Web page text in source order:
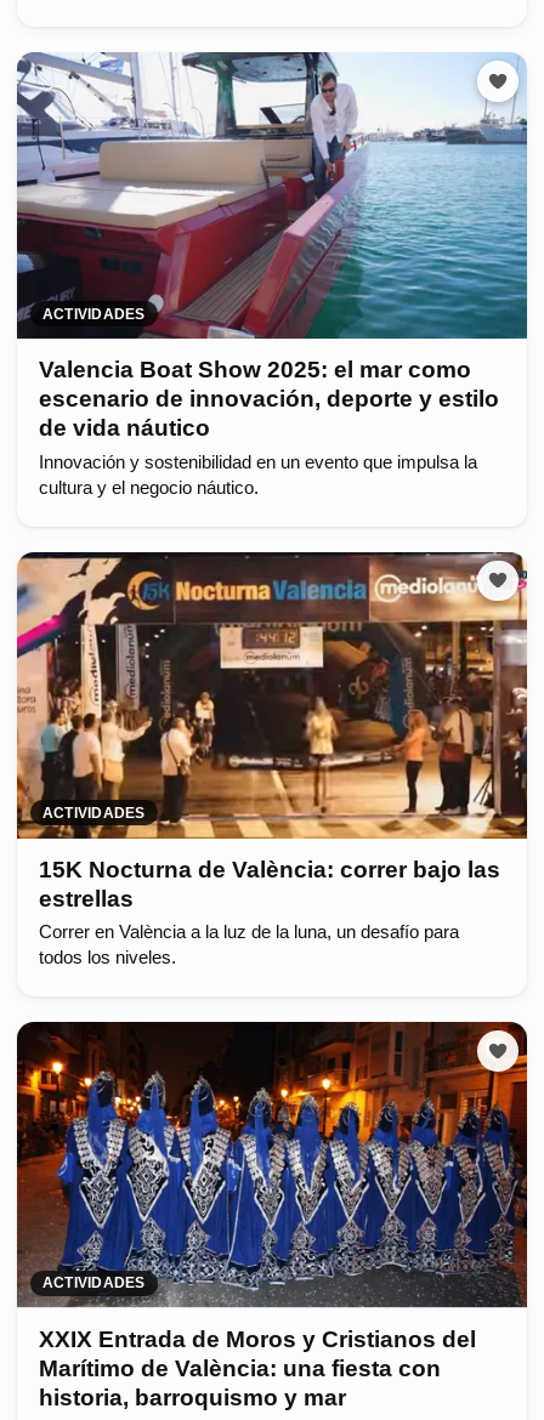
ACTIVIDADES
Valencia Boat Show 2025: el mar como
escenario de innovación, deporte y estilo
de vida náutico
Innovación y sostenibilidad en un evento que impulsa la
cultura y el negocio náutico.
ACTIVIDADES
15K Nocturna de València: correr bajo las
estrellas
Correr en València a la luz de la luna, un desafío para
todos los niveles.
ACTIVIDADES
XXIX Entrada de Moros y Cristianos del
Marítimo de València: una fiesta con
historia, barroquismo y mar